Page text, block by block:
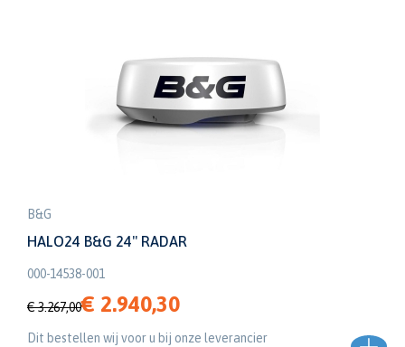
B&G
HALO24 B&G 24" RADAR
000-14538-001
€ 3.267,00€ 2.940,30
Dit bestellen wij voor u bij onze leverancier